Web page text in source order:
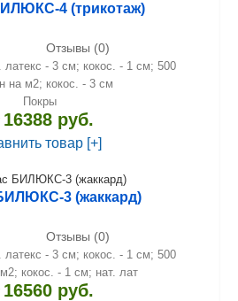
4 (трикотаж)
Отзывы (0)
латекс - 3 см; кокос. - 1 см; 500
на м2; кокос. - 3 см
Покры
16388 руб.
товар [+]
3 (жаккард)
Отзывы (0)
латекс - 3 см; кокос. - 1 см; 500
кокос. - 1 см; нат. лат
16560 руб.